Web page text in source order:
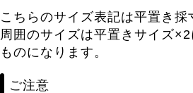
こちらのサイズ表記は平置き採
周囲のサイズは平置きサイズ
ものになります。
ご注意